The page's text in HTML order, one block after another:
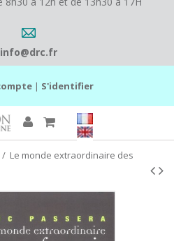
info@drc.fr
| S'identifier
/ Le monde extraordinaire des